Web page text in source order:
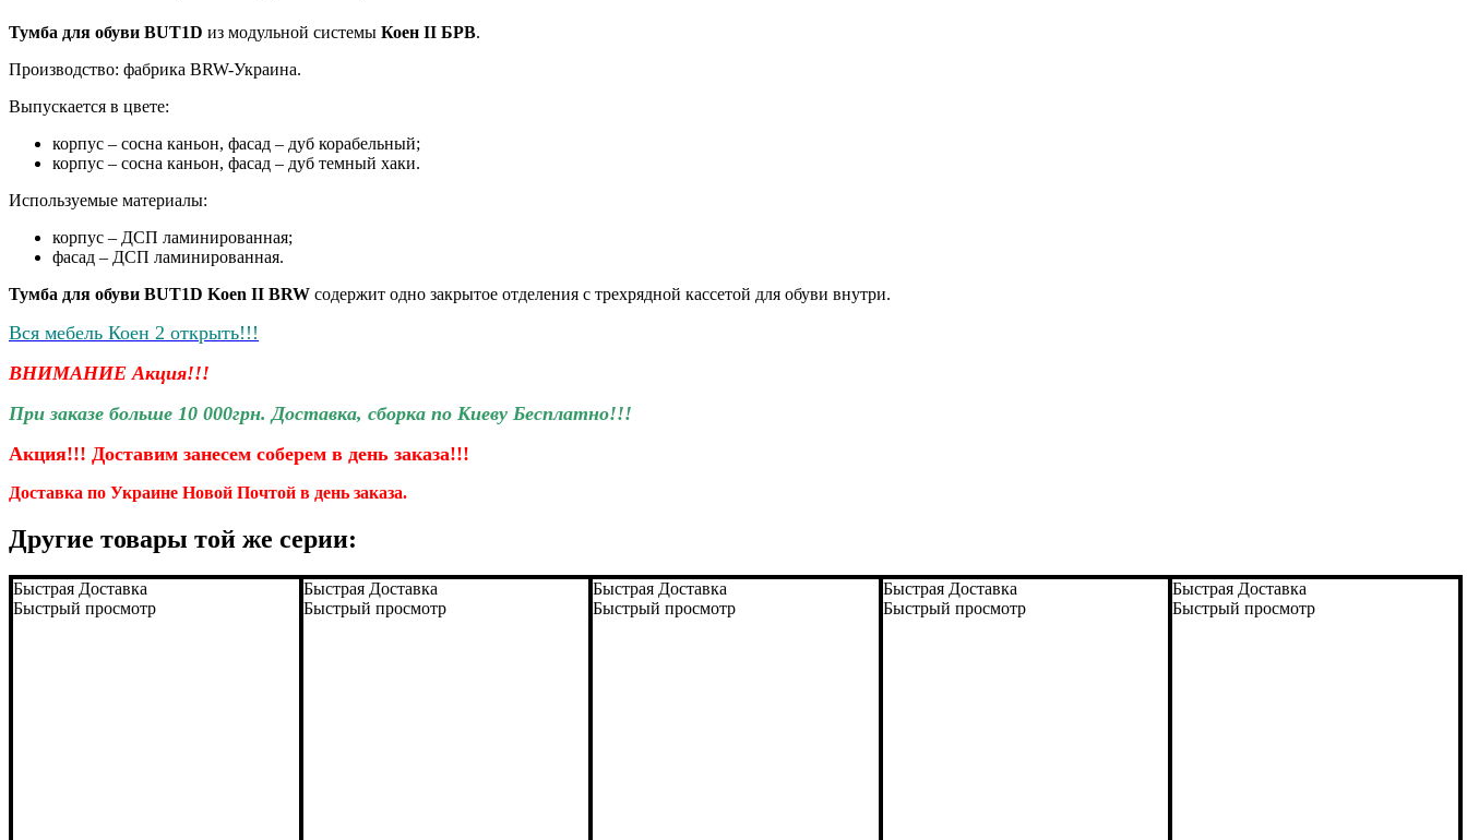
Тумба для обуви BUT1D из модульной системы Коен II БРВ.
Производство: фабрика BRW-Украина.
Выпускается в цвете:
корпус – сосна каньон, фасад – дуб корабельный;
корпус – сосна каньон, фасад – дуб темный хаки.
Используемые материалы:
корпус – ДСП ламинированная;
фасад – ДСП ламинированная.
Тумба для обуви BUT1D Koen II BRW содержит одно закрытое отделения с трехрядной кассетой для обуви внутри.
Вся мебель Коен 2 открыть!!!
ВНИМАНИЕ Акция!!!
При заказе больше 10 000грн. Доставка, сборка по Киеву Бесплатно!!!
Акция!!! Доставим занесем соберем в день заказа!!!
Доставка по Украине Новой Почтой в день заказа.
Другие товары той же серии:
Быстрая Доставка
Быстрый просмотр
Быстрая Доставка
Быстрый просмотр
Быстрая Доставка
Быстрый просмотр
Быстрая Доставка
Быстрый просмотр
Быстрая Доставка
Быстрый просмотр